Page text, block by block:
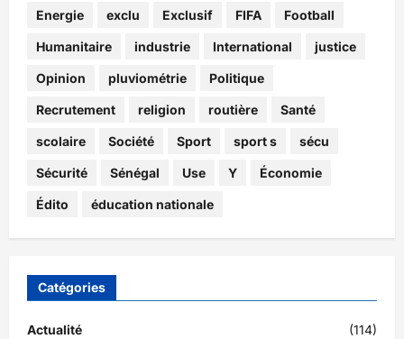
Energie exclu Exclusif FIFA Football
Humanitaire industrie International justice
Opinion pluviométrie Politique
Recrutement religion routière Santé
scolaire Société Sport sport s sécu
Sécurité Sénégal Use Y Économie
Édito éducation nationale
Catégories
Actualité (114)